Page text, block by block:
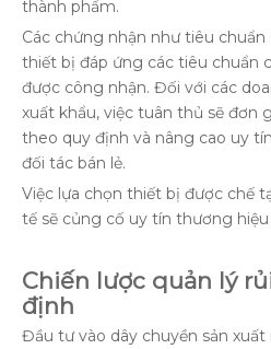
thành phẩm.
Các chứng nhận như tiêu chuẩn
thiết bị đáp ứng các tiêu chuẩn
được công nhận. Đối với các
xuất khẩu, việc tuân thủ sẽ đơn
theo quy định và nâng cao uy
đối tác bán lẻ.
Việc lựa chọn thiết bị được chế
tế sẽ củng cố uy tín thương
Chiến lược quản lý
định
Đầu tư vào dây chuyền sản xuất